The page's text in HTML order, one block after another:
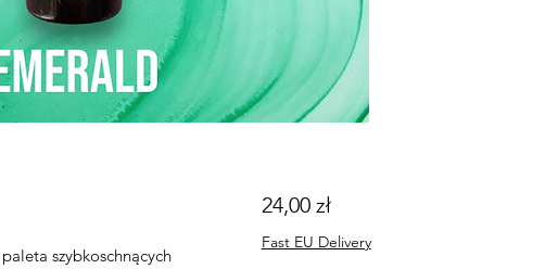
szybkoschnących
24,00 złCena
Fast EU Delivery